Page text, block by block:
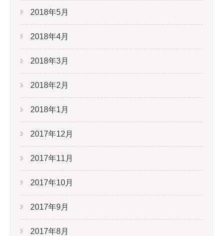
2018年5月
2018年4月
2018年3月
2018年2月
2018年1月
2017年12月
2017年11月
2017年10月
2017年9月
2017年8月